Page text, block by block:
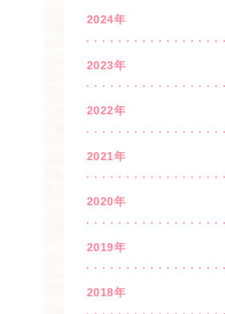
2024年
2023年
2022年
2021年
2020年
2019年
2018年